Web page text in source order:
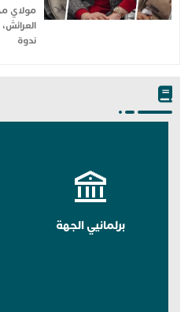
مولاي
ندوة
برلمانيي الجهة